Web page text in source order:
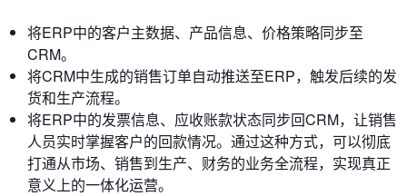
将ERP中的客户主数据、产品信息、价格策略同步至
CRM。
将CRM中生成的销售订单自动推送至ERP，触发后续的发
货和生产流程。
将ERP中的发票信息、应收账款状态同步回CRM，让销售
人员实时掌握客户的回款情况。通过这种方式，可以彻底
打通从市场、销售到生产、财务的业务全流程，实现真正
意义上的一体化运营。